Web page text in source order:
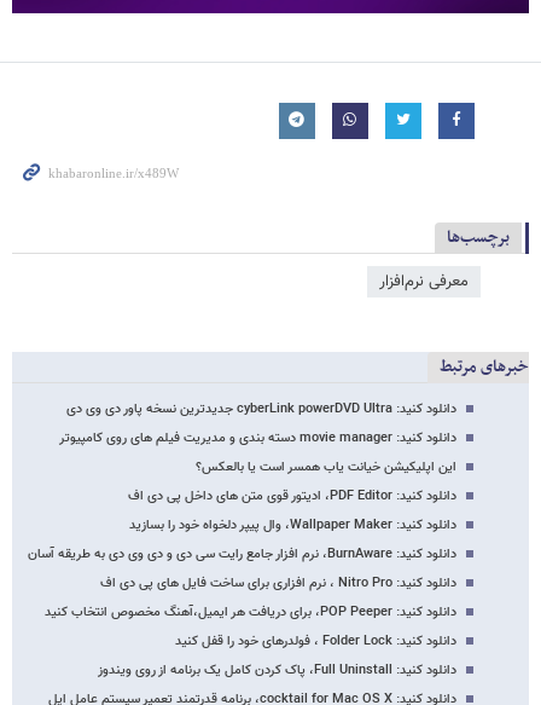
برچسب‌ها
معرفی نرم‌افزار
خبرهای مرتبط
دانلود کنید: cyberLink powerDVD Ultra جدیدترین نسخه پاور دی وی دی
دانلود کنید: movie manager دسته بندی و مدیریت فیلم های روی کامپیوتر
این اپلیکیشن خیانت یاب همسر است یا بالعکس؟
دانلود کنید: PDF Editor، ادیتور قوی متن های داخل پی دی اف
دانلود کنید: Wallpaper Maker، وال پیپر دلخواه خود را بسازید
دانلود کنید: BurnAware، نرم افزار جامع رایت سی دی و دی وی دی به طریقه آسان
دانلود کنید: Nitro Pro ، نرم افزاری برای ساخت فایل های پی دی اف
دانلود کنید: POP Peeper، برای دریافت هر ایمیل،آهنگ مخصوص انتخاب کنید
دانلود کنید: Folder Lock ، فولدرهای خود را قفل کنید
دانلود کنید: Full Uninstall، پاک کردن کامل یک برنامه از روی ویندوز
دانلود کنید: cocktail for Mac OS X، برنامه قدرتمند تعمیر سیستم عامل اپل